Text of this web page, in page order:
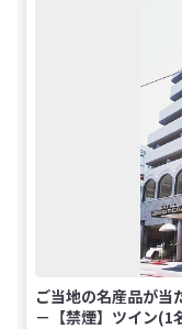
ご当地の名産品が
－【禁煙】ツイン(1